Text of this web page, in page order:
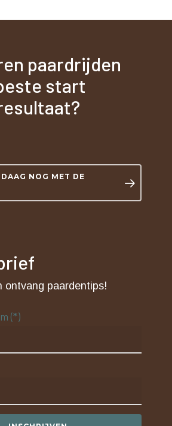
paardrijden
start
NOG MET DE
ontvang paardentips!
(*)